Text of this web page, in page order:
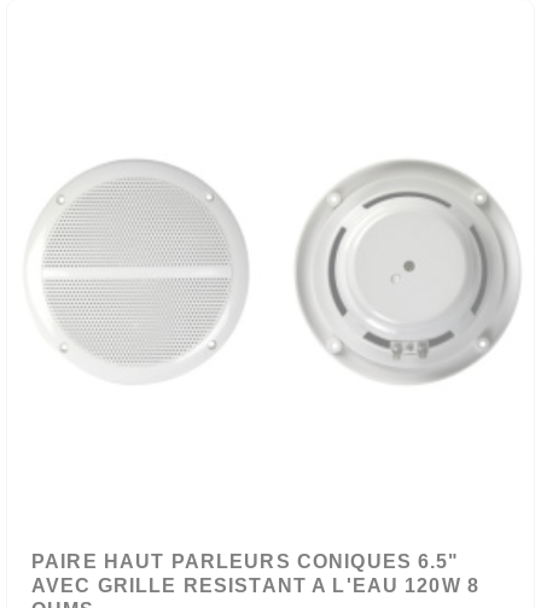
PAIRE HAUT PARLEURS CONIQUES 6.5"
AVEC GRILLE RESISTANT A L'EAU 120W 8